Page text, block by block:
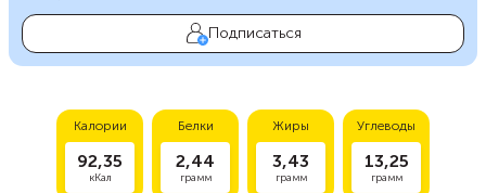
Подписаться
Калории
92,35
кКал
Белки
2,44
грамм
Жиры
3,43
грамм
Углеводы
13,25
грамм